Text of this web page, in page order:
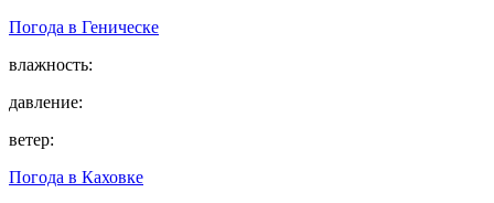
Погода в Геническе
влажность:
давление:
ветер:
Погода в Каховке